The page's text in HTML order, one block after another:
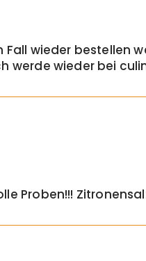
wieder bestellen
werde wieder bei
Proben!!!